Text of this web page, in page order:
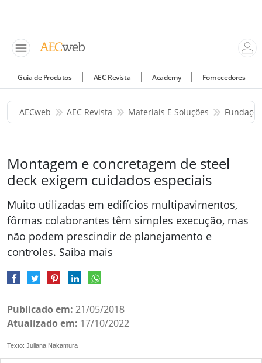
Guia de Produtos AEC Revista Academy Fornecedores
AECweb AEC Revista Materiais E Soluções
Montagem e concretagem de steel
deck exigem cuidados especiais
Muito utilizadas em edifícios multipavimentos,
fôrmas colaborantes têm simples execução, mas
não podem prescindir de planejamento e
controles. Saiba mais
Publicado em: 21/05/2018
Atualizado em: 17/10/2022
Texto: Juliana Nakamura